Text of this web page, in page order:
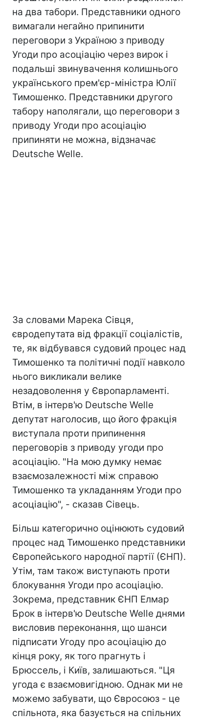
на два табори. Представники одного
вимагали негайно припинити
переговори з Україною з приводу
Угоди про асоціацію через вирок і
подальші звинувачення колишнього
українського прем'єр-міністра Юлії
Тимошенко. Представники другого
табору наполягали, що переговори з
приводу Угоди про асоціацію
припиняти не можна, відзначає
Deutsche Welle.
За словами Марека Сівця,
євродепутата від фракції соціалістів,
те, як відбувався судовий процес над
Тимошенко та політичні події навколо
нього викликали велике
незадоволення у Європарламенті.
Втім, в інтерв'ю Deutsche Welle
депутат наголосив, що його фракція
виступала проти припинення
переговорів з приводу угоди про
асоціацію. "На мою думку немає
взаємозалежності між справою
Тимошенко та укладанням Угоди про
асоціацію", - сказав Сівець.
Більш категорично оцінюють судовий
процес над Тимошенко представники
Європейського народної партії (ЄНП).
Утім, там також виступають проти
блокування Угоди про асоціацію.
Зокрема, представник ЄНП Елмар
Брок в інтерв'ю Deutsche Welle днями
висловив переконання, що шанси
підписати Угоду про асоціацію до
кінця року, як того прагнуть і
Брюссель, і Київ, залишаються. "Ця
угода є взаємовигідною. Однак ми не
можемо забувати, що Євросоюз - це
спільнота, яка базується на спільних